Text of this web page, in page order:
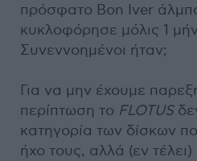
πρόσφατο Bon Iver
κυκλοφόρησε μόλις 1
Συνεννοημένοι ήταν;
Για να μην έχουμε
περίπτωση το FLOTUS
κατηγορία των δίσκων
ήχο τους, αλλά (εν